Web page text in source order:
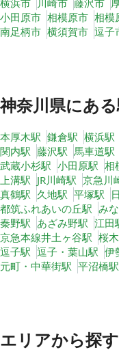
横浜市 川崎市 藤沢市
小田原市 相模原市 相模
南足柄市 横須賀市 逗子
神奈川県にあ
本厚木駅 鎌倉駅 横浜駅
関内駅 藤沢駅 馬車道駅
武蔵小杉駅 小田原駅 相
上溝駅 JR川崎駅 京急川
真鶴駅 久地駅 平塚駅
都筑ふれあいの丘駅 み
秦野駅 あざみ野駅 江田
京急本線井土ヶ谷駅 桜
逗子駅 逗子・葉山駅 伊
元町・中華街駅 平沼橋駅
エリアから探す